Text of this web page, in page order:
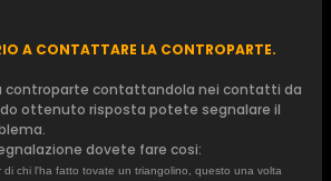
A CONTATTARE LA CONTROPARTE.
controparte contattandola nei contatti da
ottenuto risposta potete segnalare il
dovete fare cosi:
di chi l'ha fatto tovate un triangolino, questo una volta